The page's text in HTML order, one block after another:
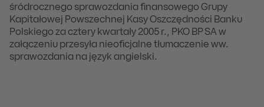
śródrocznego sprawozdania finansowego Grupy
Kapitałowej Powszechnej Kasy Oszczędności Banku
Polskiego za cztery kwartały 2005 r., PKO BP SA w
załączeniu przesyła nieoficjalne tłumaczenie ww.
sprawozdania na język angielski.